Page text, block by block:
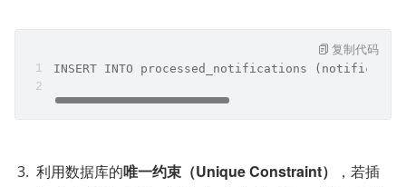
INSERT INTO processed_notifications
复制代码
利用数据库的唯一约束（Unique Constraint）
，若插